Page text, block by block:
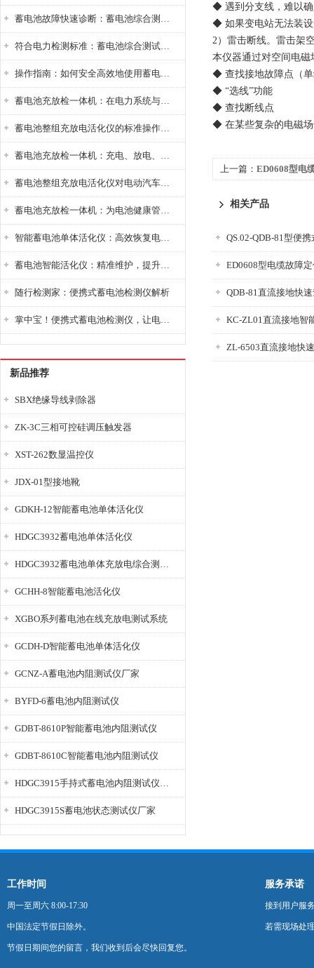
蓄电池故障快速诊断：蓄电池综合测试仪判断落后电池的方法与标准
符合电力检测标准：蓄电池综合测试仪测试规范与精度校准方法详解
操作指南：如何安全高效地使用蓄电池智能活化仪？
蓄电池充放检一体机：在电力系统与储能设备中的创新应用，确保蓄电池性能与可靠性
蓄电池整组充放电活化仪的标准操作流程：从接线设置到充放电参数设定的安全规范
蓄电池充放检一体机：充电、放电、检测三功能集成设备
蓄电池整组充放电活化仪对电动汽车电池有帮助吗？
蓄电池充放检一体机：为电池健康管理提供一站式解决方案
智能蓄电池单体活化仪：高效恢复电池性能，延长蓄电池使用寿命
蓄电池智能活化仪：精准维护，提升电池健康状态
随行检测家：便携式蓄电池检测仪解析
掌中宝！便携式蓄电池检测仪，让电池检测变得简单又快捷！
新品推荐
SBX绝缘导线剥除器
ZK-3C三相可控硅调压触发器
XST-262数显温控仪
JDX-01型接地靴
GDKH-12智能蓄电池单体活化仪
HDGC3932蓄电池单体活化仪
HDGC3932蓄电池单体充放电综合测试仪
GCHH-8智能蓄电池活化仪
XGBO系列蓄电池在线充放电测试系统
GCDH-D智能蓄电池单体活化仪
GCNZ-A蓄电池内阻测试仪厂家
BYFD-6蓄电池内阻测试仪
GDBT-8610P智能蓄电池内阻测试仪
GDBT-8610C智能蓄电池内阻测试仪
HDGC3915手持式蓄电池内阻测试仪厂家
HDGC3915S蓄电池状态测试仪厂家
◆ 遇到分支线，难以
◆ 如果变电站无法装设
2）雷击断线。雷击架
本仪器通过对空间电
◆ 查找接地故障点（
◆ “选线”功能
◆ 查找断线点
◆ 在某些复杂的电磁场
上一篇： ED0608型电
相关产品
QDB-81直流接地快
KC-ZL01直流接地智
ZL-6503直流接地快
工作时间
周一至周六 8:00-17:30
中国法定节假日除外。
节假日期间您的留言，我们收到后会尽快回复您。
服务承诺
接到用户服
若需现场处